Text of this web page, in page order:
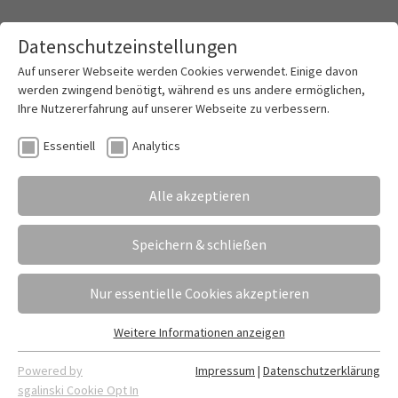
Mit Durchhaltevermögen durch widrige
Bedingungen
Fabian Dietrich
106 Schülerinnen und Schüler der Höheren
Berufsfachschule und der Kaufmännischen
Assistenten freuen sich über die bestandene
Fachhochschulreife, 14 sogar mit Berufsabschluss.
Datenschutzeinstellungen
Auf unserer Webseite werden Cookies verwendet. Einige davon
werden zwingend benötigt, während es uns andere ermöglichen,
Ihre Nutzererfahrung auf unserer Webseite zu verbessern.
Essentiell Analytics
Alle akzeptieren
Speichern & schließen
Nur essentielle Cookies akzeptieren
Essentielle Cookies werden für grundlegende Funktionen der
Webseite benötigt. Dadurch ist gewährleistet, dass die
Weitere Informationen anzeigen
Powered by
sgalinski Cookie Opt In
Impressum | Datenschutzerklärung